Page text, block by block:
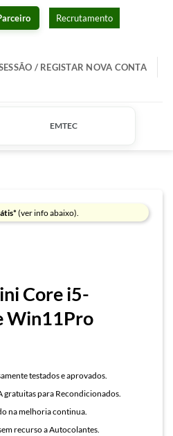
Recrutamento
/ REGISTAR NOVA CONTA
EMTEC
(ver info abaixo).
Core i5-
Win11Pro
testados e aprovados.
gratuitas para Recondicionados.
na melhoria continua.
recurso a Autocolantes.